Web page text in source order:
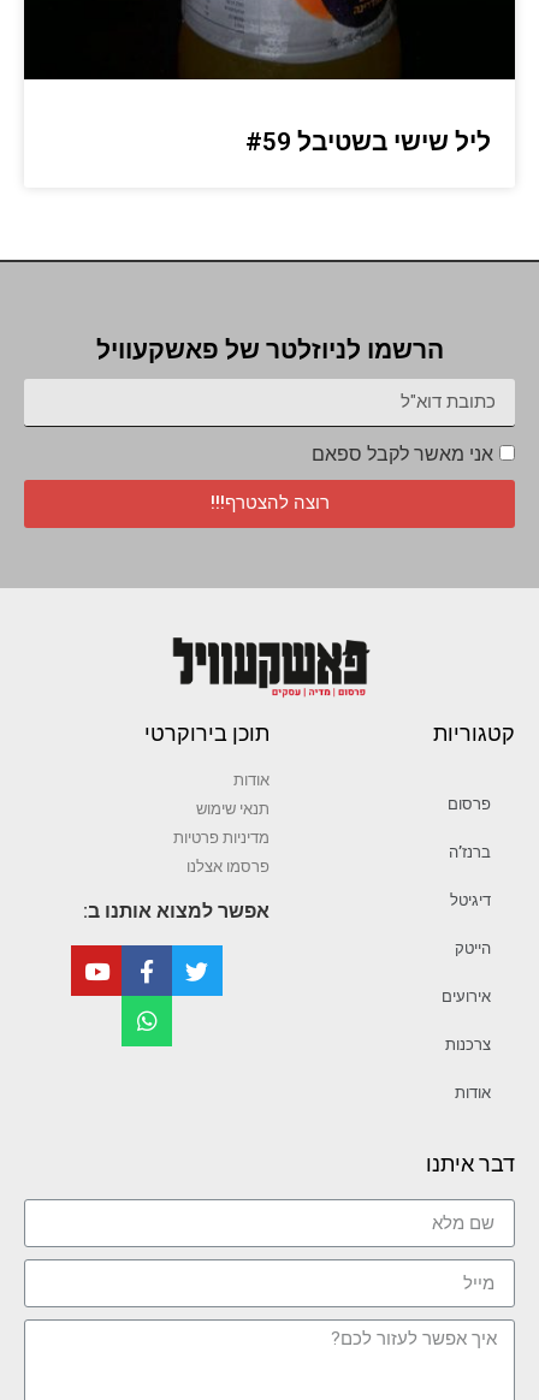
ליל שישי בשטיבל #59
הרשמו לניוזלטר של פאשקעוויל
אני מאשר לקבל ספאם
רוצה להצטרף!!!
קטגוריות
פרסום
ברנז’ה
דיגיטל
הייטק
אירועים
צרכנות
אודות
תוכן בירוקרטי
אודות
תנאי שימוש
מדיניות פרטיות
פרסמו אצלנו
אפשר למצוא אותנו ב:
דבר איתנו